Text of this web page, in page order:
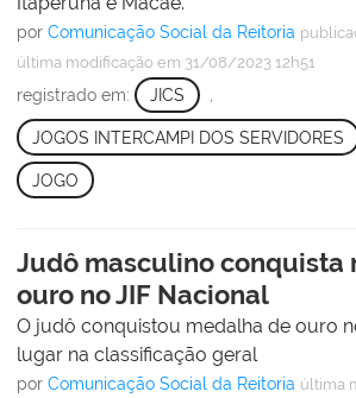
por Comunicação Social da Reitoria
última modificação em 31/08/2023 12h51
registrado em: JICS
JOGOS INTERCAMPI DOS SERVIDORES
JOGO
Judô masculino conquista
ouro no JIF Nacional
O judô conquistou medalha de ouro
lugar na classificação geral
por Comunicação Social da Reitoria última